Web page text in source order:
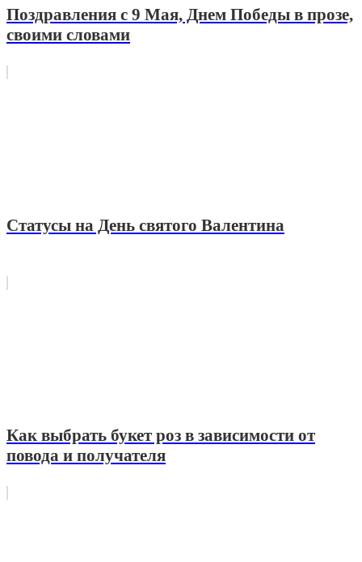
Поздравления с 9 Мая, Днем Победы в прозе,
своими словами
Статусы на День святого Валентина
Как выбрать букет роз в зависимости от
повода и получателя